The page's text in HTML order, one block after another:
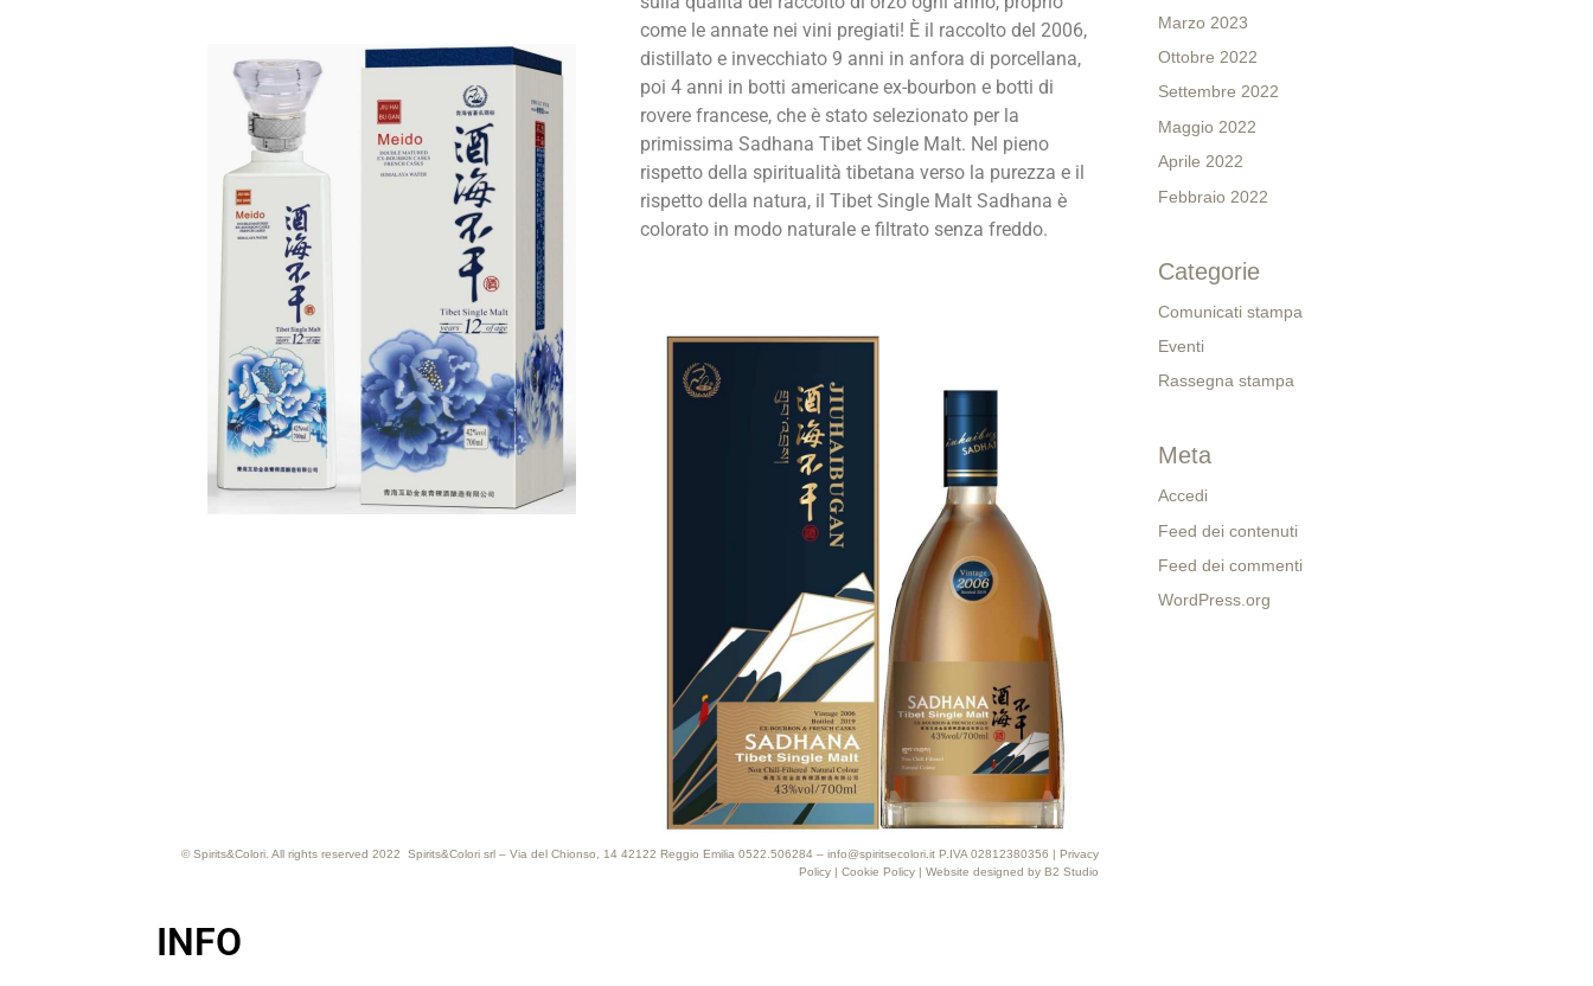
come le annate nei vini pregiati! È il raccolto del 2006,
distillato e invecchiato 9 anni in anfora di porcellana,
poi 4 anni in botti americane ex-bourbon e botti di
rovere francese, che è stato selezionato per la
primissima Sadhana Tibet Single Malt. Nel pieno
rispetto della spiritualità tibetana verso la purezza e il
rispetto della natura, il Tibet Single Malt Sadhana è
colorato in modo naturale e filtrato senza freddo.
© Spirits&Colori. All rights reserved 2022 Spirits&Colori srl – Via del Chionso, 14 42122 Reggio Emilia 0522.506284 – info@spiritsecolori.it P.IVA 02812380356 | Privacy
Policy | Cookie Policy | Website designed by B2 Studio
INFO
Marzo 2023
Ottobre 2022
Settembre 2022
Maggio 2022
Aprile 2022
Febbraio 2022
Categorie
Comunicati stampa
Eventi
Rassegna stampa
Meta
Accedi
Feed dei contenuti
Feed dei commenti
WordPress.org